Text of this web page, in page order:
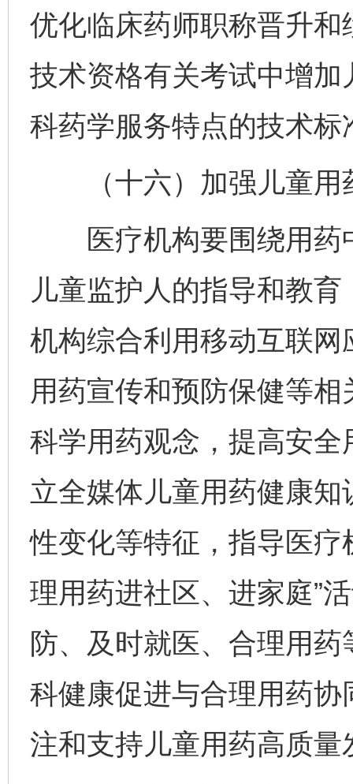
优化临床药师职称晋升
技术资格有关考试中增
科药学服务特点的技术标
（十六）加强儿童用
医疗机构要围绕用药
儿童监护人的指导和教
机构综合利用移动互联
用药宣传和预防保健等
科学用药观念，提高安
立全媒体儿童用药健康
性变化等特征，指导医疗
理用药进社区、进家庭”
防、及时就医、合理用
科健康促进与合理用药
注和支持儿童用药高质量